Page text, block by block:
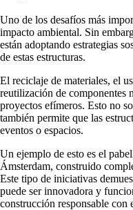
Uno de los desafíos más
impacto ambiental. Sin
están adoptando estrategias
de estas estructuras.
El reciclaje de materiales, el
reutilización de componentes
proyectos efímeros. Esto no
también permite que las
eventos o espacios.
Un ejemplo de esto es el
Ámsterdam, construido
Este tipo de iniciativas
puede ser innovadora y
construcción responsable con